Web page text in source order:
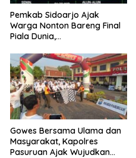
Pemkab Sidoarjo Ajak
Warga Nonton Bareng Final
Piala Dunia,
Gowes Bersama Ulama dan
Masyarakat, Kapolres
Pasuruan Ajak Wujudkan